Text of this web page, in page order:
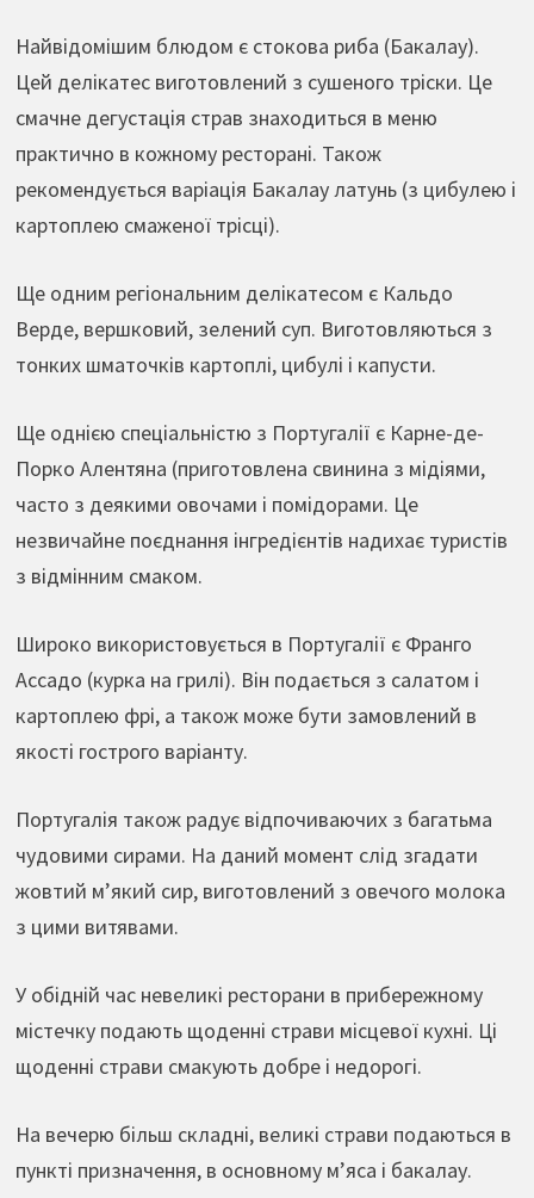
Найвідомішим блюдом є стокова риба (Бакалау).
Цей делікатес виготовлений з сушеного тріски. Це
смачне дегустація страв знаходиться в меню
практично в кожному ресторані. Також
рекомендується варіація Бакалау латунь (з цибулею і
картоплею смаженої трісці).
Ще одним регіональним делікатесом є Кальдо
Верде, вершковий, зелений суп. Виготовляються з
тонких шматочків картоплі, цибулі і капусти.
Ще однією спеціальністю з Португалії є Карне-де-
Порко Алентяна (приготовлена свинина з мідіями,
часто з деякими овочами і помідорами. Це
незвичайне поєднання інгредієнтів надихає туристів
з відмінним смаком.
Широко використовується в Португалії є Франго
Ассадо (курка на грилі). Він подається з салатом і
картоплею фрі, а також може бути замовлений в
якості гострого варіанту.
Португалія також радує відпочиваючих з багатьма
чудовими сирами. На даний момент слід згадати
жовтий м’який сир, виготовлений з овечого молока
з цими витявами.
У обідній час невеликі ресторани в прибережному
містечку подають щоденні страви місцевої кухні. Ці
щоденні страви смакують добре і недорогі.
На вечерю більш складні, великі страви подаються в
пункті призначення, в основному м’яса і бакалау.